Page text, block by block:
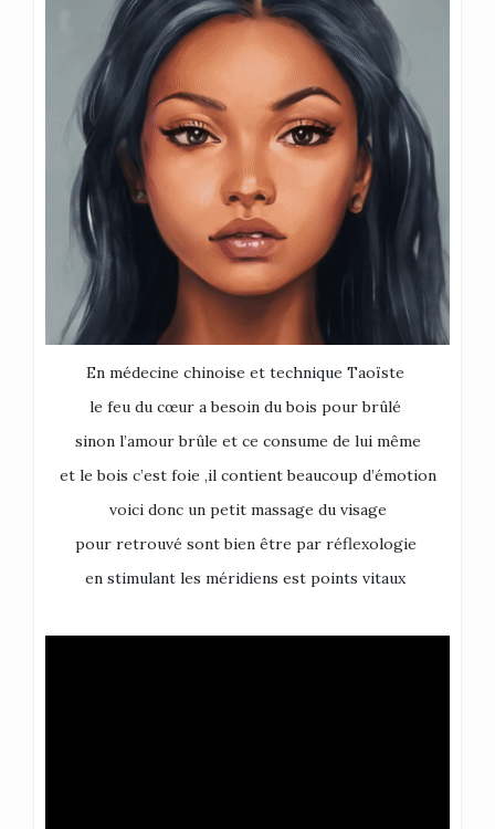
En médecine chinoise et technique Taoïste
le feu du cœur a besoin du bois pour brûlé
sinon l’amour brûle et ce consume de lui même
et le bois c’est foie ,il contient beaucoup d’émotion
voici donc un petit massage du visage
pour retrouvé sont bien être par réflexologie
en stimulant les méridiens est points vitaux